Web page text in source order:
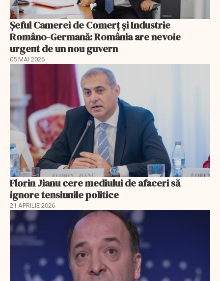
Șeful Camerei de Comerț și Industrie
Româno-Germană: România are nevoie
urgent de un nou guvern
05 MAI 2026
Florin Jianu cere mediului de afaceri să
ignore tensiunile politice
21 APRILIE 2026
EXCLUSIV